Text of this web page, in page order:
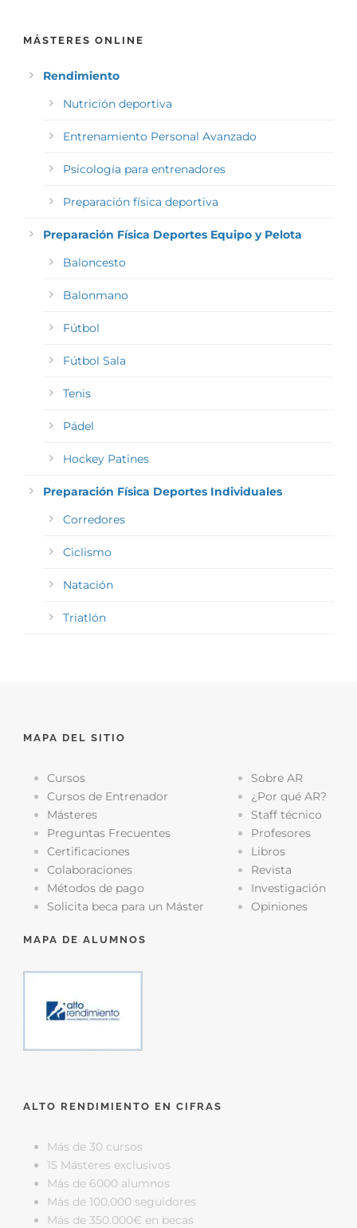
MÁSTERES ONLINE
Rendimiento
Nutrición deportiva
Entrenamiento Personal Avanzado
Psicología para entrenadores
Preparación física deportiva
Preparación Física Deportes Equipo y Pelota
Baloncesto
Balonmano
Fútbol
Fútbol Sala
Tenis
Pádel
Hockey Patines
Preparación Física Deportes Individuales
Corredores
Ciclismo
Natación
Triatlón
MAPA DEL SITIO
Cursos
Cursos de Entrenador
Másteres
Preguntas Frecuentes
Certificaciones
Colaboraciones
Métodos de pago
Solicita beca para un Máster
Sobre AR
¿Por qué AR?
Staff técnico
Profesores
Libros
Revista
Investigación
Opiniones
MAPA DE ALUMNOS
ALTO RENDIMIENTO EN CIFRAS
Más de 30 cursos
15 Másteres exclusivos
Más de 6000 alumnos
Más de 100.000 seguidores
Más de 350.000€ en becas